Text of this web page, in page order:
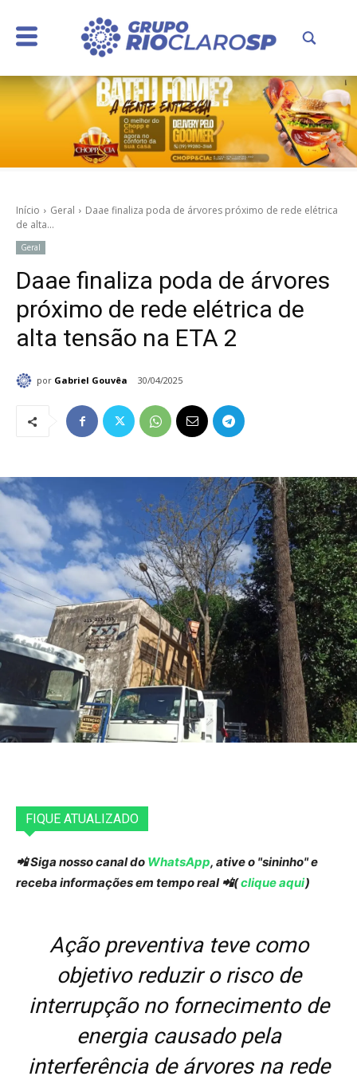
Início Geral
Daae finaliza poda de árvores próximo de rede elétrica
de alta...
Geral
Daae finaliza poda de árvores
próximo de rede elétrica de
alta tensão na ETA 2
por Gabriel Gouvêa 30/04/2025
FIQUE ATUALIZADO
📲 Siga nosso canal do WhatsApp, ative o "sininho" e
receba informações em tempo real 📲(clique aqui)
Ação preventiva teve como
objetivo reduzir o risco de
interrupção no fornecimento de
energia causado pela
interferência de árvores na rede